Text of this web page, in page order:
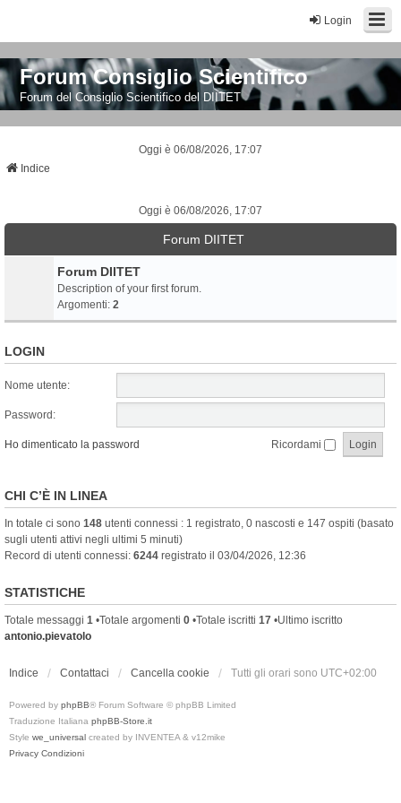
Login
Forum Consiglio Scientifico
Forum del Consiglio Scientifico del DIITET
Oggi è 06/08/2026, 17:07
Indice
Oggi è 06/08/2026, 17:07
Forum DIITET
Forum DIITET
Description of your first forum.
Argomenti: 2
LOGIN
Nome utente:
Password:
Ho dimenticato la password Ricordami
CHI C’È IN LINEA
In totale ci sono 148 utenti connessi : 1 registrato, 0 nascosti e 147 ospiti (basato
sugli utenti attivi negli ultimi 5 minuti)
Record di utenti connessi: 6244 registrato il 03/04/2026, 12:36
STATISTICHE
Totale messaggi 1 •Totale argomenti 0 •Totale iscritti 17 •Ultimo iscritto
antonio.pievatolo
Indice Contattaci Cancella cookie Tutti gli orari sono UTC+02:00
Powered by phpBB® Forum Software © phpBB Limited
Traduzione Italiana phpBB-Store.it
Style we_universal created by INVENTEA & v12mike
Privacy Condizioni